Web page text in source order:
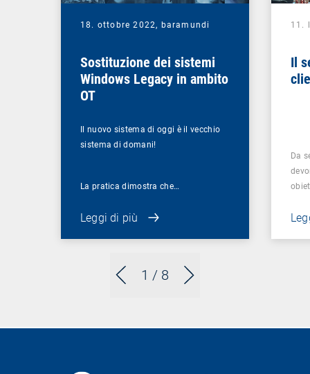
1 / 8
18. ottobre 2022, baramundi
Sostituzione dei sistemi
Windows Legacy in ambito
OT
Il nuovo sistema di oggi è il vecchio
sistema di domani!
La pratica dimostra che…
Leggi di più
11.
Il
Da